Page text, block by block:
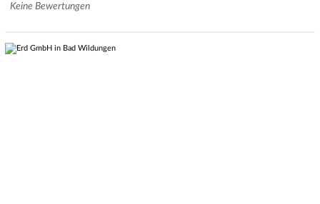
Keine Bewertungen